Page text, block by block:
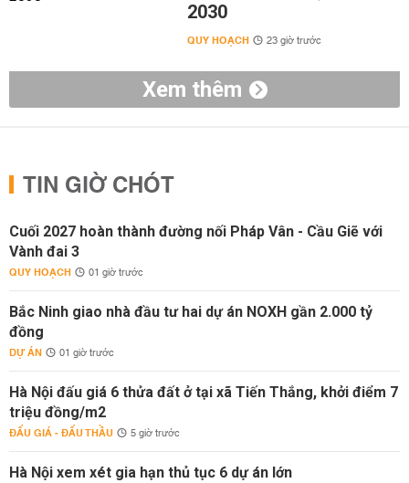
2030
QUY HOẠCH 23 giờ trước
Xem thêm
TIN GIỜ CHÓT
Cuối 2027 hoàn thành đường nối Pháp Vân - Cầu Giẽ với
Vành đai 3
QUY HOẠCH 01 giờ trước
Bắc Ninh giao nhà đầu tư hai dự án NOXH gần 2.000 tỷ
đồng
DỰ ÁN 01 giờ trước
Hà Nội đấu giá 6 thửa đất ở tại xã Tiến Thắng, khởi điểm 7
triệu đồng/m2
ĐẤU GIÁ - ĐẤU THẦU 5 giờ trước
Hà Nội xem xét gia hạn thủ tục 6 dự án lớn